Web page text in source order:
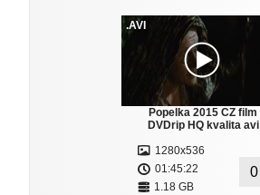
.AVI
Popelka 2015 CZ film
DVDrip HQ kvalita avi
1280x536
01:45:22
1.18 GB
0